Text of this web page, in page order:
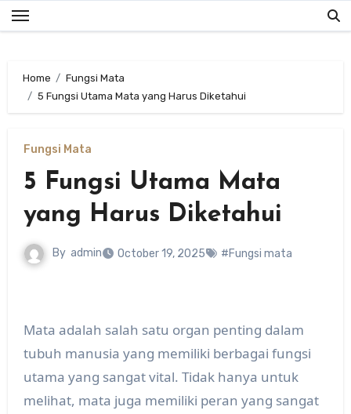
Skip
to
Home
Fungsi Mata
5 Fungsi Utama Mata yang Harus Diketahui
Fungsi Mata
5 Fungsi Utama Mata
yang Harus Diketahui
By admin October 19, 2025 #Fungsi mata
Mata adalah salah satu organ penting dalam
tubuh manusia yang memiliki berbagai fungsi
utama yang sangat vital. Tidak hanya untuk
melihat, mata juga memiliki peran yang sangat